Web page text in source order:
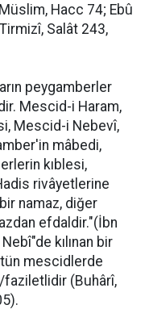
Hacc 74; Ebû
Salât 243,
peygamberler
Mescid-i Haram,
Mescid-i Nebevî,
mâbedi,
kıblesi,
rivâyetlerine
namaz, diğer
efdaldir."(İbn
kılınan bir
mescidlerde
faziletlidir (Buhârî,